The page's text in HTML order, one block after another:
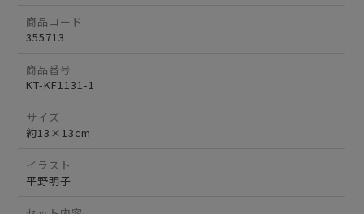
商品コード
355713
商品番号
KT-KF1131-1
サイズ
約13×13cm
イラスト
平野明子